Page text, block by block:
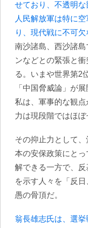
せており、不透明
人民解放軍は特に
り、現代戦に不可
南沙諸島、西沙諸
ンなどとの緊張と
る。いまや世界第2
「中国脅威論」が
私は、軍事的な観
力は現段階ではほぼ
その抑止力として
本の安保政策にと
解できる一方で、
を示す人々を「反
愚の骨頂だ。
翁長雄志氏は、選